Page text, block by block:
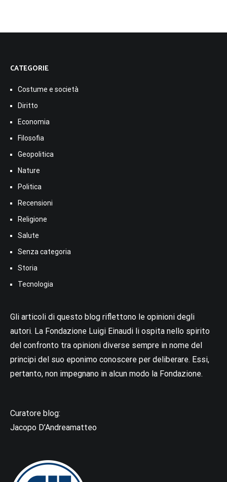
CATEGORIE
Costume e società
Diritto
Economia
Filosofia
Geopolitica
Nature
Politica
Recensioni
Religione
Salute
Senza categoria
Storia
Tecnologia
Gli articoli di questo blog riflettono le opinioni degli
autori. La Fondazione Luigi Einaudi li ospita nello spirito
del confronto tra opinioni diverse sempre in nome del
principi del suo eponimo conoscere per deliberare. Essi,
pertanto, non impegnano in alcun modo la Fondazione.
Curatore blog:
Jacopo D’Andreamatteo